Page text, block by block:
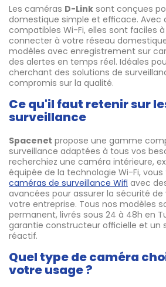
Les caméras D-Link sont conçues
domestique simple et efficace. Avec
compatibles Wi-Fi, elles sont faciles
connecter à votre réseau
modèles avec enregistrement sur
des alertes en temps réel. Idéales
cherchant des solutions de
compromis sur la qualité.
Ce qu'il faut retenir sur
surveillance
Spacenet propose une gamme
surveillance adaptées à tous vos
recherchiez une caméra intérieure,
équipée de la technologie Wi-Fi,
caméras de surveillance Wifi avec
avancées pour assurer la sécurité
votre entreprise. Tous nos modèles
permanent, livrés sous 24 à 48h en
garantie constructeur officielle et un
réactif.
Quel type de caméra
votre usage ?